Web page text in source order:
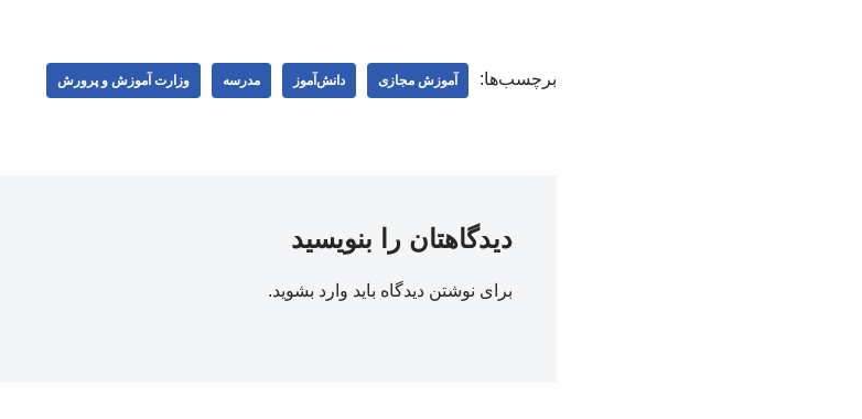
برچسب‌ها: آموزش مجازی دانش‌آموز مدرسه وزارت آموزش و پرورش
دیدگاهتان را بنویسید
برای نوشتن دیدگاه باید وارد بشوید.